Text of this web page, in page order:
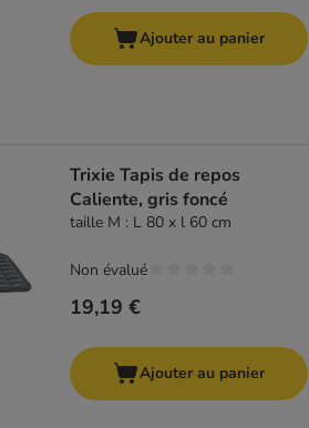
Ajouter au panier
Trixie Tapis de repos
Caliente, gris foncé
taille M : L 80 x l 60 cm
19,19 €
Non évalué
Ajouter au panier